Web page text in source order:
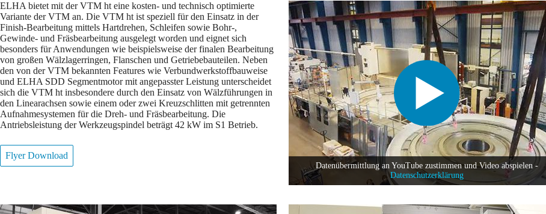
ELHA bietet mit der VTM ht eine kosten- und technisch optimierte
Variante der VTM an. Die VTM ht ist speziell für den Einsatz in der
Finish-Bearbeitung mittels Hartdrehen, Schleifen sowie Bohr-,
Gewinde- und Fräsbearbeitung ausgelegt worden und eignet sich
besonders für Anwendungen wie beispielsweise der finalen Bearbeitung
von großen Wälzlagerringen, Flanschen und Getriebebauteilen. Neben
den von der VTM bekannten Features wie Verbundwerkstoffbauweise
und ELHA SDD Segmentmotor mit angepasster Leistung unterscheidet
sich die VTM ht insbesondere durch den Einsatz von Wälzführungen in
den Linearachsen sowie einem oder zwei Kreuzschlitten mit getrennten
Aufnahmesystemen für die Dreh- und Fräsbearbeitung. Die
Antriebsleistung der Werkzeugspindel beträgt 42 kW im S1 Betrieb.
Flyer Download
Datenübermittlung an YouTube zustimmen und Video abspielen -
Datenschutzerklärung